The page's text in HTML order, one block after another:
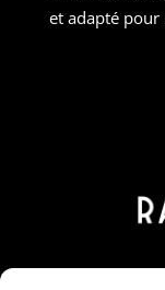
et adapté pour